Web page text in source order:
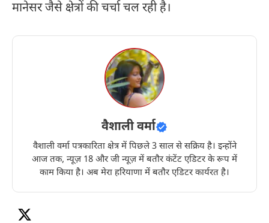
मानेसर जैसे क्षेत्रों की चर्चा चल रही है।
वैशाली वर्मा
वैशाली वर्मा पत्रकारिता क्षेत्र में पिछले 3 साल से सक्रिय है। इन्होंने
आज तक, न्यूज़ 18 और जी न्यूज़ में बतौर कंटेंट एडिटर के रूप में
काम किया है। अब मेरा हरियाणा में बतौर एडिटर कार्यरत है।